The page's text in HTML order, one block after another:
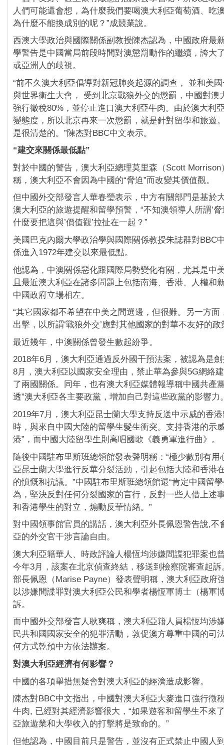
人們可能還會想，為什麼我們要喝澳大利亞葡萄酒、吃
為什麼不能換成別的呢？”成競業說。
西澳大學政治與國際關係副教授陳杰認為，中國政府最
學警告是中國當局前段時間對澳懲罰動作的繼續，誇大
或亞洲人的歧視。
“前不久澳大利亞倡導對新冠肺炎起源的調查， 並和美
與世界衛生大會， 受到北京戰狼外交的懲罰，中國對澳
強行徵稅80%，並停止進口澳大利亞牛肉。由於澳大利
變態度，所以北京再來一次懲罰，就是針對留學和旅遊
是很清楚的。”陳杰對BBC中文表示。
“建交來關係最低點”
對於中國的警告，澳大利亞總理莫里森（Scott Morrison
稱，澳大利亞不會因為中國的“脅迫”而改變其價值觀。
但中國外交部發言人華春瑩表示，中方有關部門是基於
澳大利亞的旅遊提醒和留學預警，“不知澳領導人所謂’脅
什麼要把這與’價值觀’拉扯在一起？”
美國巴克內爾大學政治學與國際關係教授朱誌群對BBC
係進入1972年建交以來最低點。
他認為，中澳關係惡化跟國際局勢變化有關，尤其是中
且最近澳大利亞在諸多問題上包括南海、香港、人權和
中國政府立場相左。
“其它國家都不希望在中美之間選邊，但很難。另一方面
出擊，以所謂‘戰狼外交’應對其他國家的對華不友好的政
最近幾年，中澳關係曾發生數起紛爭。
2018年6月，澳大利亞通過反外國干預法案，被認為是
8月，澳大利亞以國家安全理由，禁止華為參與5G網絡
了兩國關係。同年，也有澳大利亞媒體報導稱中國共產
透”澳大利亞各主要政黨，增加自己對這些政黨的影響力
2019年7月，澳大利亞昆士蘭大學支持反送中示威的香
時，與來自中國大陸的留學生髮生衝突。支持香港的示
港”，而中國大陸留學生則高唱國歌《義勇軍進行曲》。
隨後中國駐布里斯班總領館發表聲明稱：“極少數別有用
亞昆士蘭大學進行反華分裂活動，引起包括大陸和香港
的憤慨和抗議。”中國駐布里斯班總領館還“肯定中國留
為，堅決反對任何分裂國家的言行，反對一些人借上述
和香港學生的對立，煽動反華情緒。”
對中國領事館官員的講話，澳大利亞外長佩恩警告說,不
亞的外交官干涉言論自由。
澳大利亞籍華人、時政評論人楊恆均涉嫌間諜犯罪案也
今年3月，該案在北京偵查終結，移送到檢察院審查起
部長佩恩（Marise Payne）發表聲明稱，澳大利亞政府
以涉嫌間諜罪對澳大利亞公民和學者楊恆軍博士（楊軍
訴。
而中國外交部發言人耿爽稱，澳大利亞籍人員楊恆均涉
民共和國國家安全的犯罪活動，敦促澳方尊重中國的司
何方式乾預中方依法辦案。
對澳大利亞經濟有何影響？
中國的各項舉措無疑會對澳大利亞的經濟造成影響。
陳杰對BBC中文指出，中國對澳大利亞大麥進口強行徵
牛肉, 已經對其經濟影響很大，“如果遊客和留學生不來
亞旅遊業和大學收入的打擊將是致命的。”
但他認為，中國目前只是警告，並沒有正式禁止中國人